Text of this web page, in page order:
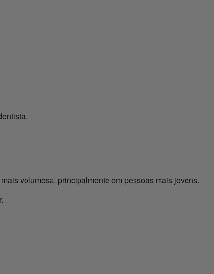
volumosa, principalmente em pessoas mais jovens.